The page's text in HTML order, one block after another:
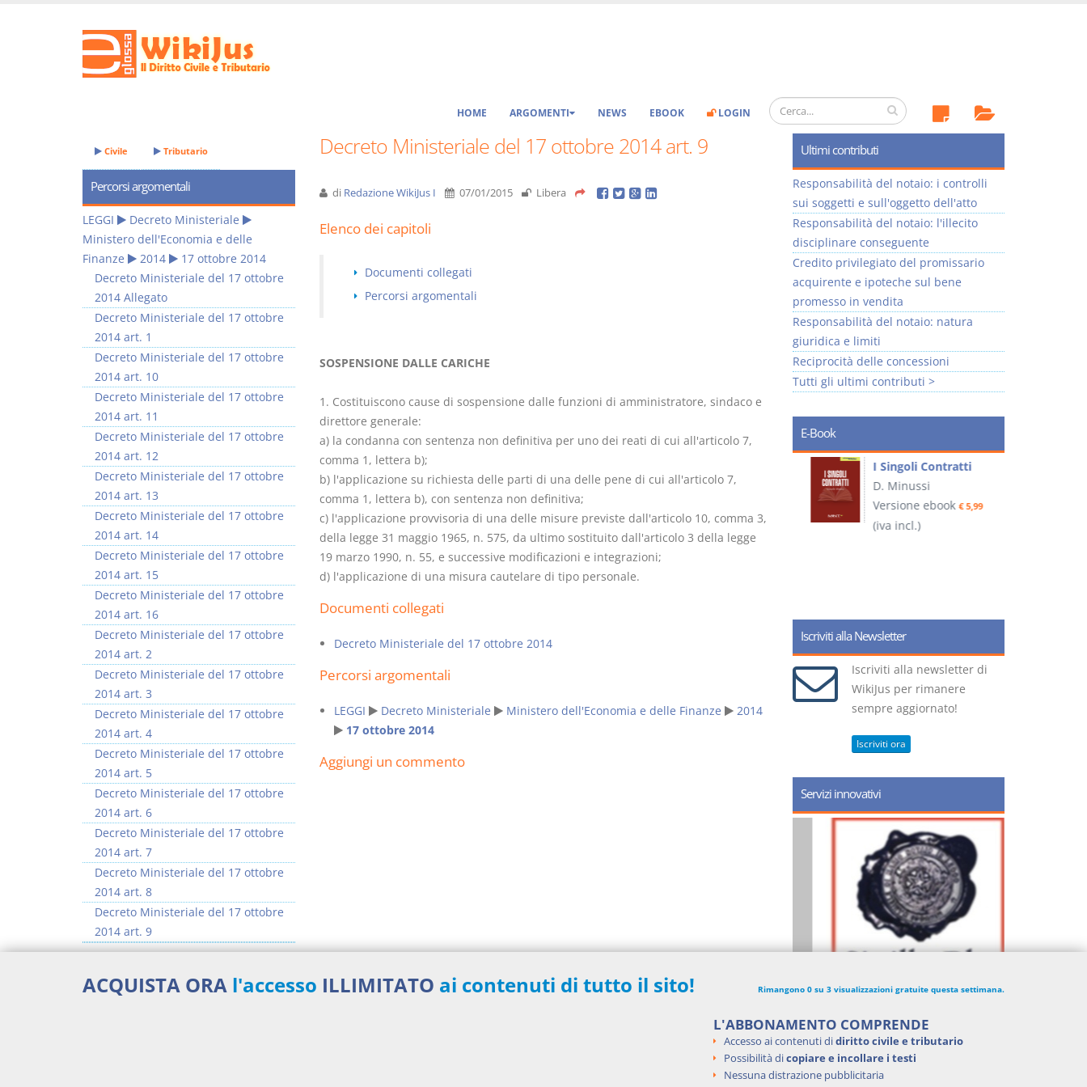
HOME ARGOMENTI NEWS EBOOK LOGIN
Decreto Ministeriale del 17 ottobre 2014 art. 9
di Redazione WikiJus I 07/01/2015 Libera
Elenco dei capitoli
Documenti collegati
Percorsi argomentali
SOSPENSIONE DALLE CARICHE
1. Costituiscono cause di sospensione dalle funzioni di amministratore, sindaco e
direttore generale:
a) la condanna con sentenza non definitiva per uno dei reati di cui all'articolo 7,
comma 1, lettera b);
b) l'applicazione su richiesta delle parti di una delle pene di cui all'articolo 7,
comma 1, lettera b), con sentenza non definitiva;
c) l'applicazione provvisoria di una delle misure previste dall'articolo 10, comma 3,
della legge 31 maggio 1965, n. 575, da ultimo sostituito dall'articolo 3 della legge
19 marzo 1990, n. 55, e successive modificazioni e integrazioni;
d) l'applicazione di una misura cautelare di tipo personale.
Documenti collegati
Decreto Ministeriale del 17 ottobre 2014
Percorsi argomentali
LEGGI Decreto Ministeriale Ministero dell'Economia e delle Finanze
2014
17 ottobre 2014
Aggiungi un commento
Civile Tributario
Percorsi argomentali
LEGGI
Decreto Ministeriale
Ministero dell'Economia e delle
Finanze
2014
17 ottobre 2014
Decreto Ministeriale del 17 ottobre
2014 Allegato
Decreto Ministeriale del 17 ottobre
2014 art. 1
Decreto Ministeriale del 17 ottobre
2014 art. 10
Decreto Ministeriale del 17 ottobre
2014 art. 11
Decreto Ministeriale del 17 ottobre
2014 art. 12
Decreto Ministeriale del 17 ottobre
2014 art. 13
Decreto Ministeriale del 17 ottobre
2014 art. 14
Decreto Ministeriale del 17 ottobre
2014 art. 15
Decreto Ministeriale del 17 ottobre
2014 art. 16
Decreto Ministeriale del 17 ottobre
2014 art. 2
Decreto Ministeriale del 17 ottobre
2014 art. 3
Decreto Ministeriale del 17 ottobre
2014 art. 4
Decreto Ministeriale del 17 ottobre
2014 art. 5
Decreto Ministeriale del 17 ottobre
2014 art. 6
Decreto Ministeriale del 17 ottobre
2014 art. 7
Decreto Ministeriale del 17 ottobre
2014 art. 8
Decreto Ministeriale del 17 ottobre
2014 art. 9
Ultimi contributi
Responsabilità del notaio: i controlli
sui soggetti e sull'oggetto dell'atto
Responsabilità del notaio: l'illecito
disciplinare conseguente
Credito privilegiato del promissario
acquirente e ipoteche sul bene
promesso in vendita
Responsabilità del notaio: natura
giuridica e limiti
Reciprocità delle concessioni
Tutti gli ultimi contributi >
E-Book
I Vincoli Preliminari
Versione ebook
Usufrutto Uso e
Abitazione
D. Minussi
Versione ebook
€ 4,19
(iva incl.)
decadenza
D. Minussi
Versione ebook€ 4,19
(iva incl.)
relazione giuridica
Versione ebook€ 5,99
(iva incl.)
I Singoli Contratti
D. Minussi
Versione ebook€ 5,99
(iva incl.)
Iscriviti alla Newsletter
Iscriviti alla newsletter di
WikiJus per rimanere
sempre aggiornato!
Iscriviti ora
Servizi innovativi
ACQUISTA ORA l'accesso ILLIMITATO ai contenuti di tutto il sito! Rimangono 0 su 3 visualizzazioni gratuite questa settimana.
L'ABBONAMENTO COMPRENDE
Accesso ai contenuti didiritto civile e tributario
Possibilità dicopiare e incollare i testi
Nessuna distrazione pubblicitaria